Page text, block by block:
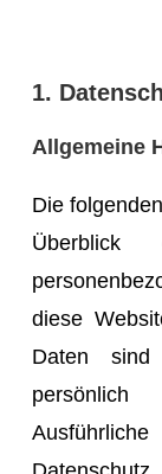
1.
Allgemeine
Die
diese
Daten
persönlich